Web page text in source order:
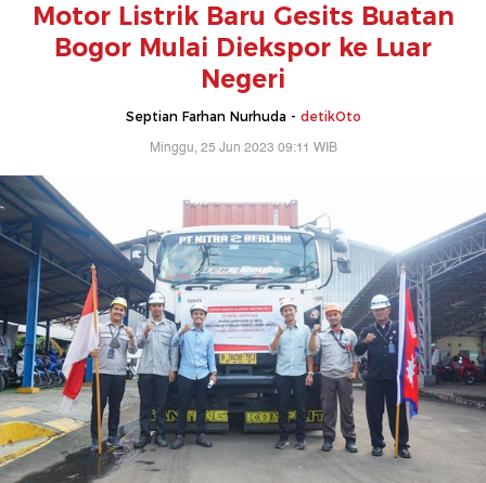
Motor Listrik Baru Gesits Buatan
Bogor Mulai Diekspor ke Luar
Negeri
Septian Farhan Nurhuda - detikOto
Minggu, 25 Jun 2023 09:11 WIB